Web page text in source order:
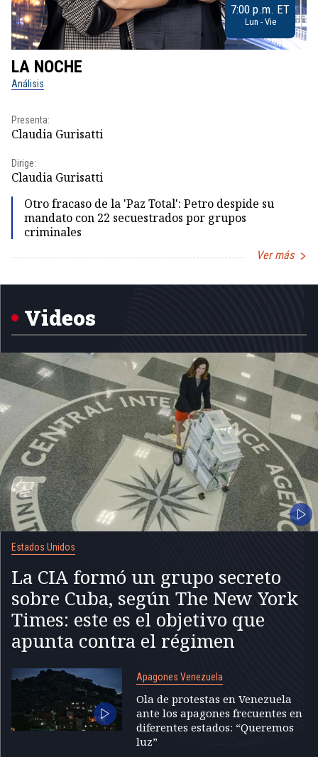
7:00 p.m. ET
Lun - Vie
LA NOCHE
Análisis
Presenta:
Claudia Gurisatti
Dirige:
Claudia Gurisatti
Otro fracaso de la 'Paz Total': Petro despide su
mandato con 22 secuestrados por grupos
criminales
Ver más
1
Videos
Estados Unidos
La CIA formó un grupo secreto
sobre Cuba, según The New York
Times: este es el objetivo que
apunta contra el régimen
Apagones Venezuela
Ola de protestas en Venezuela
ante los apagones frecuentes en
diferentes estados: “Queremos
luz”